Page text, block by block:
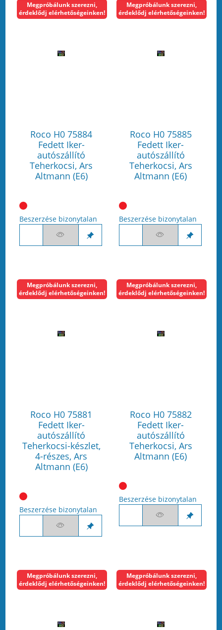
Roco H0 75884
Fedett Iker-
autószállító
Teherkocsi, Ars
Altmann (E6)
Megpróbálunk szerezni,
érdeklődj elérhetőségeinken!
Beszerzése bizonytalan
Roco H0 75885
Fedett Iker-
autószállító
Teherkocsi, Ars
Altmann (E6)
Megpróbálunk szerezni,
érdeklődj elérhetőségeinken!
Beszerzése bizonytalan
Roco H0 75881
Fedett Iker-
autószállító
Teherkocsi-készlet,
4-részes, Ars
Altmann (E6)
Megpróbálunk szerezni,
érdeklődj elérhetőségeinken!
Beszerzése bizonytalan
Roco H0 75882
Fedett Iker-
autószállító
Teherkocsi, Ars
Altmann (E6)
Megpróbálunk szerezni,
érdeklődj elérhetőségeinken!
Beszerzése bizonytalan
Megpróbálunk szerezni,
érdeklődj elérhetőségeinken!
Megpróbálunk szerezni,
érdeklődj elérhetőségeinken!